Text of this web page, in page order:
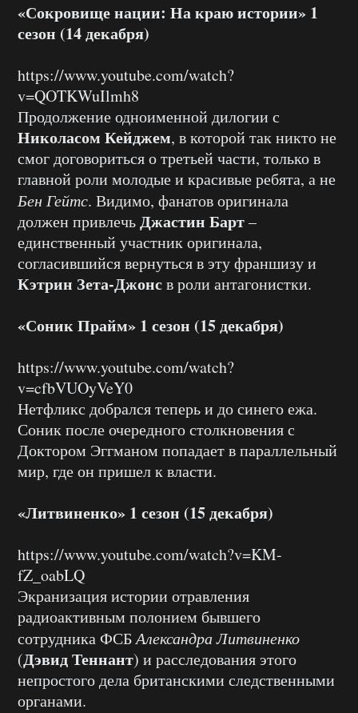
«Сокровище нации: На краю истории» 1
сезон (14 декабря)
https://www.youtube.com/watch?
v=QOTKWuIlmh8
Продолжение одноименной дилогии с
Николасом Кейджем, в которой так никто не
смог договориться о третьей части, только в
главной роли молодые и красивые ребята, а не
Бен Гейтс. Видимо, фанатов оригинала
должен привлечьДжастин Барт–
единственный участник оригинала,
согласившийся вернуться в эту франшизу и
Кэтрин Зета-Джонсв роли антагонистки.
«Соник Прайм» 1 сезон (15 декабря)
https://www.youtube.com/watch?
v=cfbVUOyVeY0
Нетфликс добрался теперь и до синего ежа.
Соник после очередного столкновения с
Доктором Эггманом попадает в параллельный
мир, где он пришел к власти.
«Литвиненко» 1 сезон (15 декабря)
https://www.youtube.com/watch?v=KM-
fZ_oabLQ
Экранизация истории отравления
радиоактивным полонием бывшего
сотрудника ФСБАлександра Литвиненко
(Дэвид Теннант) и расследования этого
непростого дела британскими следственными
органами.